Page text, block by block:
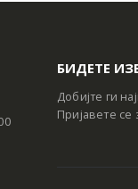
БИДЕТЕ
Добијте ги
Пријавете се